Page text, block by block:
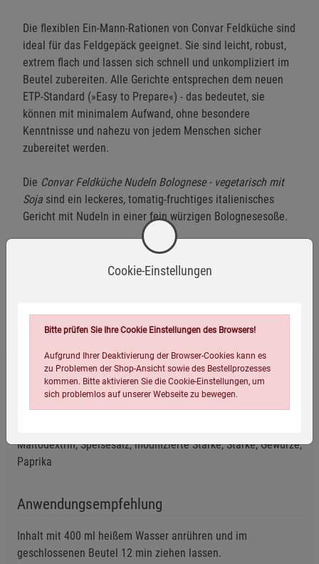
Die flexiblen Ein-Mann-Rationen von Convar Feldküche sind
ideal für das Feldgepäck geeignet. Sie sind leicht, robust,
extrem flach und lassen sich schnell und unkompliziert im
Beutel zubereiten. Alle Gerichte entsprechen dem neuen
ETP-Standard (»Easy to Prepare«) - das bedeutet, sie
können mit minimalem Aufwand, ohne besondere
Kenntnisse und nahezu von jedem Menschen sicher
zubereitet werden.
Die Convar Feldküche Nudeln Bolognese - vegetarisch mit
Soja sind ein leckeres, tomatig-fruchtiges italienisches
Gericht mit Nudeln in einer fein würzigen Bolognesesoße.
Zutaten
60 % Nudeln (HARTWEIZENGRIESS, Wasser), Tomaten,
Maltodextrin, Speisesalz, modifizierte Stärke, Stärke, Gewürze,
Paprika
Anwendungsempfehlung
Inhalt mit 400 ml heißem Wasser anrühren und im
geschlossenen Beutel 12 min ziehen lassen.
Cookie-Einstellungen
Bitte prüfen Sie Ihre Cookie Einstellungen des Browsers!
Aufgrund Ihrer Deaktivierung der Browser-Cookies kann es
zu Problemen der Shop-Ansicht sowie des Bestellprozesses
kommen. Bitte aktivieren Sie die Cookie-Einstellungen, um
sich problemlos auf unserer Webseite zu bewegen.
Einstellungen speichern für die Gruppe